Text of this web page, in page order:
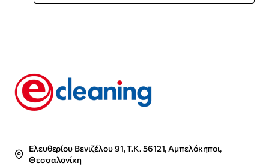
Ελευθερίου Βενιζέλου 91, Τ.Κ. 56121, Αμπελόκηποι,
Θεσσαλονίκη